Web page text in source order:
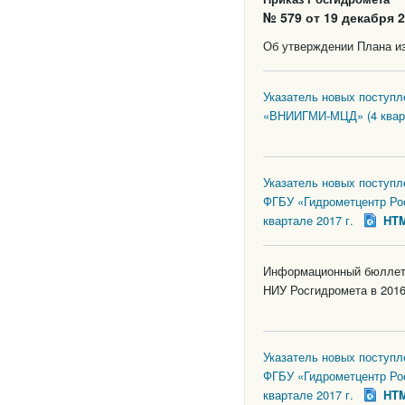
№ 579 от 19 декабря
Об утверждении Плана
Указатель новых
«ВНИИГМИ-МЦД» (4
Указатель новых
ФГБУ «Гидрометцентр
квартале 2017 г.
Информационный
НИУ Росгидромета в
Указатель новых
ФГБУ «Гидрометцентр
квартале 2017 г.